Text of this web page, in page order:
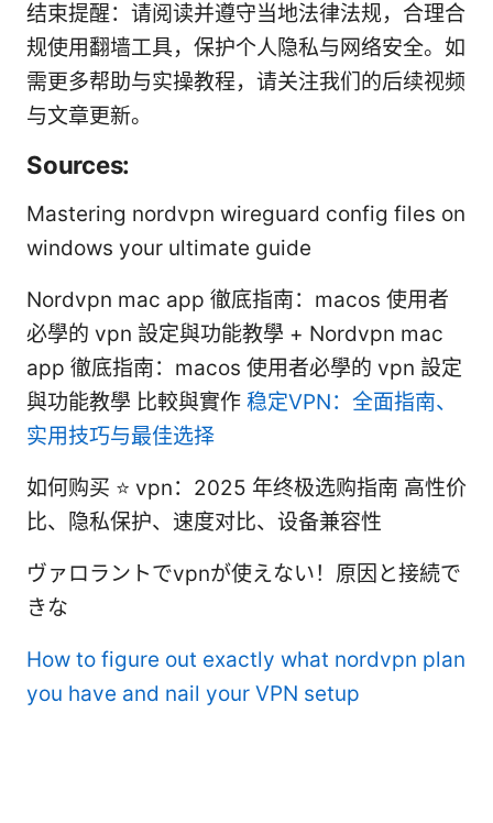
结束提醒：请阅读并遵守当地法律法规，合理合
规使用翻墙工具，保护个人隐私与网络安全。如
需更多帮助与实操教程，请关注我们的后续视频
与文章更新。
Sources:
Mastering nordvpn wireguard config files on
windows your ultimate guide
Nordvpn mac app 徹底指南：macos 使用者
必學的 vpn 設定與功能教學 + Nordvpn mac
app 徹底指南：macos 使用者必學的 vpn 設定
與功能教學 比較與實作 稳定VPN：全面指南、
实用技巧与最佳选择
如何购买 ⭐ vpn：2025 年终极选购指南 高性价
比、隐私保护、速度对比、设备兼容性
ヴァロラントでvpnが使えない！原因と接続で
きな
How to figure out exactly what nordvpn plan
you have and nail your VPN setup